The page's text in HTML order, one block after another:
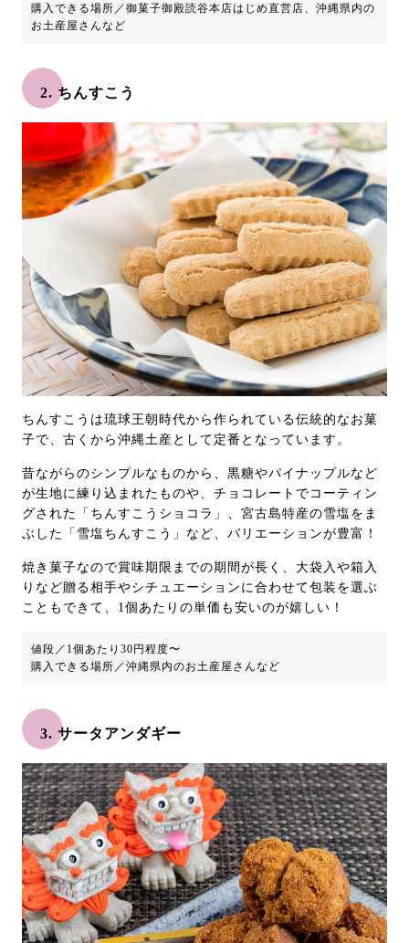
購入できる場所／御菓子御殿読谷本店はじめ直営店、沖縄県内の
お土産屋さんなど
2. ちんすこう
ちんすこうは琉球王朝時代から作られている伝統的なお菓
子で、古くから沖縄土産として定番となっています。
昔ながらのシンプルなものから、黒糖やパイナップルなど
が生地に練り込まれたものや、チョコレートでコーティン
グされた「ちんすこうショコラ」、宮古島特産の雪塩をま
ぶした「雪塩ちんすこう」など、バリエーションが豊富！
焼き菓子なので賞味期限までの期間が長く、大袋入や箱入
りなど贈る相手やシチュエーションに合わせて包装を選ぶ
こともできて、1個あたりの単価も安いのが嬉しい！
値段／1個あたり30円程度〜
購入できる場所／沖縄県内のお土産屋さんなど
3. サータアンダギー